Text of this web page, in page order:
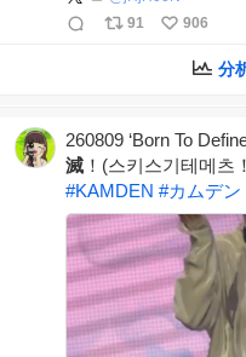
91
906
分
260809 ‘Born To
滅 ！(스키스기테메츠
#KAMDEN #カムデン